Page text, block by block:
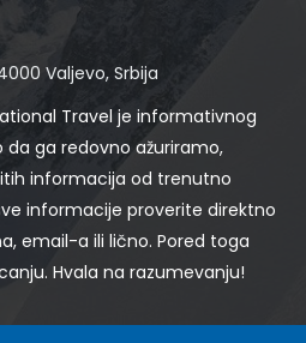
Valjevo, Srbija
Travel je informativnog
ga redovno ažuriramo,
informacija od trenutno
informacije proverite direktno
email-a ili lično. Pored toga
Hvala na razumevanju!